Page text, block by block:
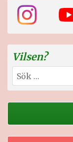
Vilsen?
Sök
efter: